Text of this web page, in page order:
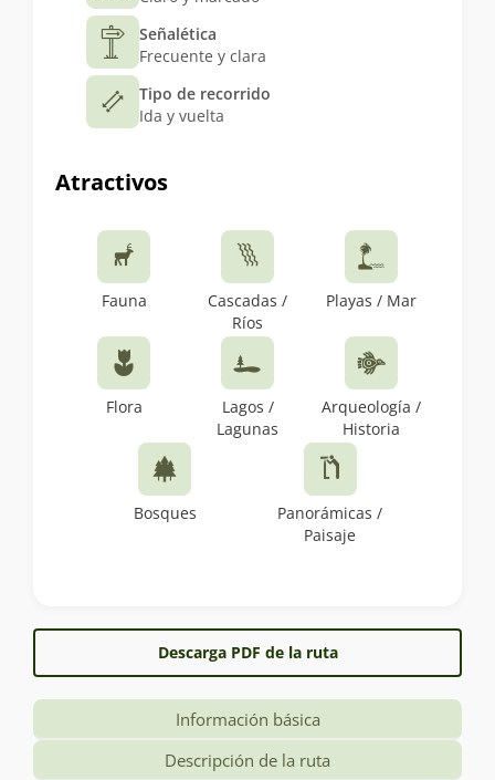
Señalética
Frecuente y clara
Tipo de recorrido
Ida y vuelta
Atractivos
Fauna
Cascadas /
Ríos
Playas / Mar
Flora
Lagos /
Lagunas
Arqueología /
Historia
Bosques
Panorámicas /
Paisaje
Descarga PDF de la ruta
Información básica
Descripción de la ruta